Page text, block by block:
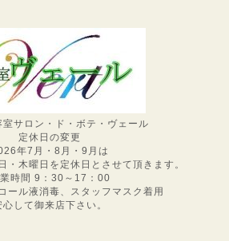
室サロン・ド・ボテ・ヴェール
定休日の変更
年7月・8月・9月は
・木曜日を定休日とさせて頂きます。
時間 9：30～17：00
ール液消毒、スタッフマスク着用
心して御来店下さい。